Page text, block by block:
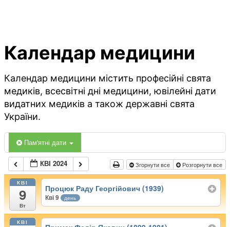
Календар медицини
Календар медицини містить професійні свята
медиків, всесвітні дні медицини, ювілейні дати
видатних медиків а також державні свята
України.
Пам'ятні дати
КВІ 2024 Згорнути все Розгорнути все
КВІ
9
Вт
Процюк Раду Георгійович (1939)
Кві 9 день
КВІ